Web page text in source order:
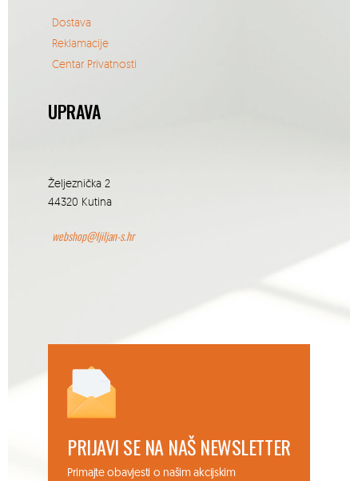
Dostava
Reklamacije
Centar Privatnosti
UPRAVA
Željeznička 2
44320 Kutina
webshop@ljiljan-s.hr
PRIJAVI SE NA NAŠ NEWSLETTER
Primajte obavjesti o našim akcijskim